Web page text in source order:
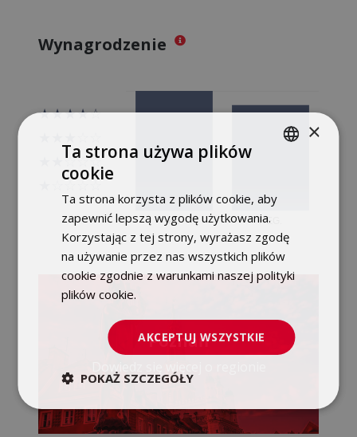
Wynagrodzenie
Poznań
ENGLISH
×
Ta strona używa plików
cookie
Ta strona korzysta z plików cookie, aby
zapewnić lepszą wygodę użytkowania.
Korzystając z tej strony, wyrażasz zgodę
na używanie przez nas wszystkich plików
cookie zgodnie z warunkami naszej polityki
plików cookie.
AKCEPTUJ WSZYSTKIE
POKAŻ SZCZEGÓŁY